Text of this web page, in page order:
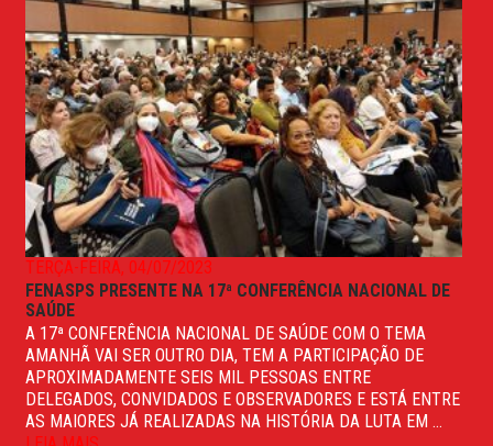
TERÇA-FEIRA, 04/07/2023
FENASPS PRESENTE NA 17ª CONFERÊNCIA NACIONAL DE
SAÚDE
A 17ª CONFERÊNCIA NACIONAL DE SAÚDE COM O TEMA
AMANHÃ VAI SER OUTRO DIA, TEM A PARTICIPAÇÃO DE
APROXIMADAMENTE SEIS MIL PESSOAS ENTRE
DELEGADOS, CONVIDADOS E OBSERVADORES E ESTÁ ENTRE
AS MAIORES JÁ REALIZADAS NA HISTÓRIA DA LUTA EM ...